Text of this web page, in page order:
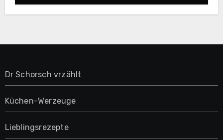
Dr Schorsch vrzählt
Küchen-Werzeuge
Lieblingsrezepte